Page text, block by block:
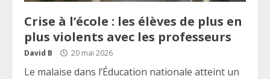
Crise à l’école : les élèves de plus en
plus violents avec les professeurs
David B 20 mai 2026
Le malaise dans l’Éducation nationale atteint un